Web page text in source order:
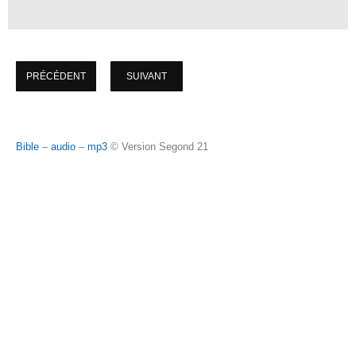
PRÉCÉDENT SUIVANT
Bible – audio – mp3 © Version Segond 21